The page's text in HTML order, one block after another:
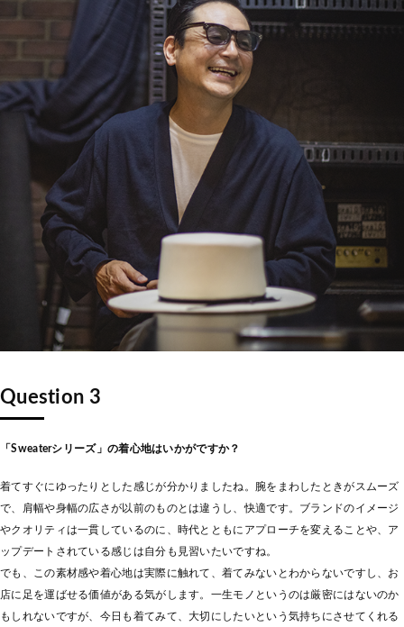
Question 3
「Sweaterシリーズ」の着心地はいかがですか？
着てすぐにゆったりとした感じが分かりましたね。腕をまわしたときがスムーズ
で、肩幅や身幅の広さが以前のものとは違うし、快適です。ブランドのイメージ
やクオリティは一貫しているのに、時代とともにアプローチを変えることや、ア
ップデートされている感じは自分も見習いたいですね。
でも、この素材感や着心地は実際に触れて、着てみないとわからないですし、お
店に足を運ばせる価値がある気がします。一生モノというのは厳密にはないのか
もしれないですが、今日も着てみて、大切にしたいという気持ちにさせてくれる